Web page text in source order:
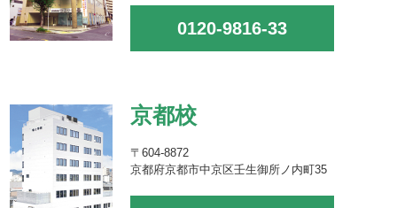
0120-9816-33
京都校
〒604-8872
京都府京都市中京区壬生御所ノ内町35